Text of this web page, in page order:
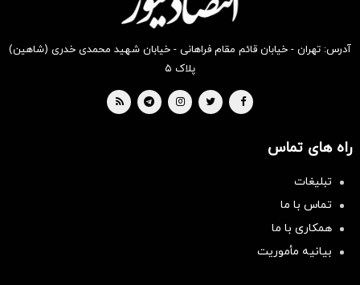
آدرس: تهران - خیابان قائم مقام فراهانی - خیابان شهید محمدی خدری (شاهین)
پلاک ۵
راه های تماس
تبلیغات
تماس با ما
همکاری با ما
بیانیه مأموریت